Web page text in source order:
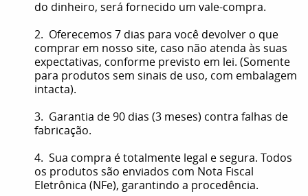
do dinheiro, será fornecido um vale-compra.
2. Oferecemos 7 dias para você devolver o que
comprar em nosso site, caso não atenda às suas
expectativas, conforme previsto em lei. (Somente
para produtos sem sinais de uso, com embalagem
intacta).
3. Garantia de 90 dias (3 meses) contra falhas de
fabricação.
4. Sua compra é totalmente legal e segura. Todos
os produtos são enviados com Nota Fiscal
Eletrônica (NFe), garantindo a procedência.